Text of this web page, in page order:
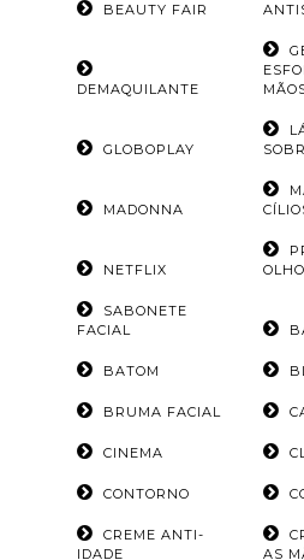
BEAUTY FAIR
DEMAQUILANTE
GLOBOPLAY
MADONNA
NETFLIX
SABONETE
FACIAL
BATOM
BRUMA FACIAL
CINEMA
CONTORNO
CREME ANTI-
IDADE
AS